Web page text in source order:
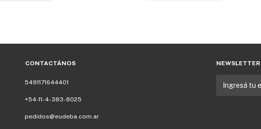
CONTACTÁNOS
5491171644401
+54-11-4-383-8025
pedidos@eudeba.com.ar
NEWSLETTER